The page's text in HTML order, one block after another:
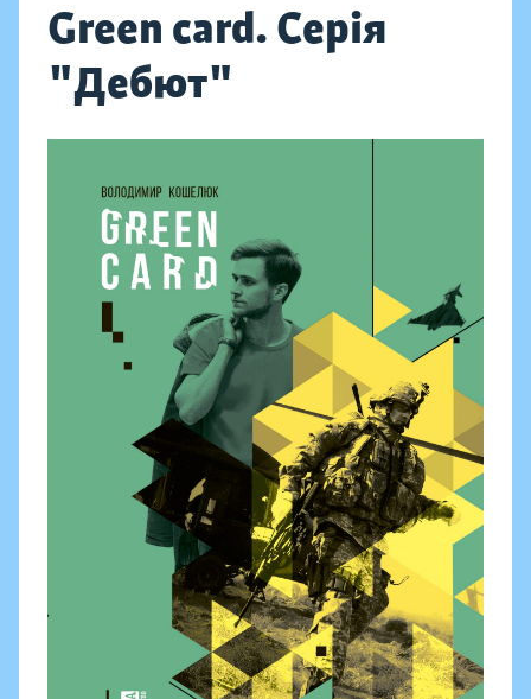
Green card. Серія
"Дебют"